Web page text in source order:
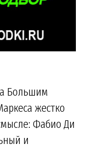
Большим
жестко
Фабио Ди
и